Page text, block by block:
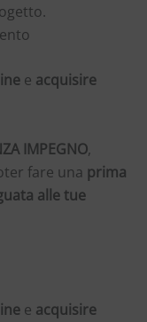
e acquisire
IMPEGNO,
fare una prima
alle tue
e acquisire